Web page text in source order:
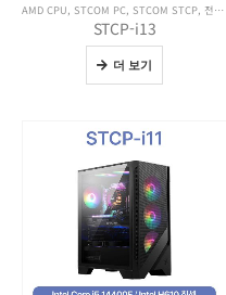
AMD CPU, STCOM PC, STCOM STCP, 전체 제품보기
STCP-i13
더 보기